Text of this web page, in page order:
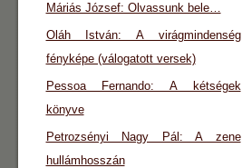
Máriás József: Olvassunk bele…
Oláh István: A virágmindenség
fényképe (válogatott versek)
Pessoa Fernando: A kétségek
könyve
Petrozsényi Nagy Pál: A zene
hullámhosszán